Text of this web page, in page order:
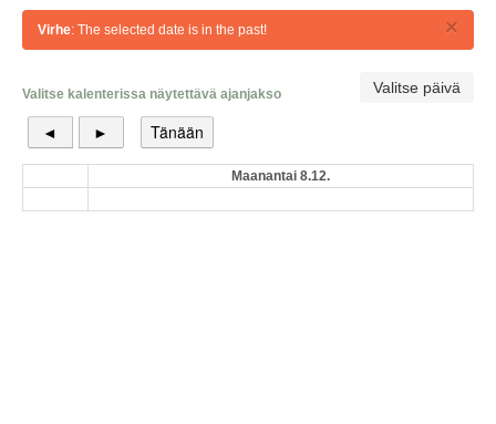
×
Virhe: The selected date is in the past!
Valitse kalenterissa näytettävä ajanjakso
◄ ► Tänään
Valitse päivä
Maanantai 8.12.